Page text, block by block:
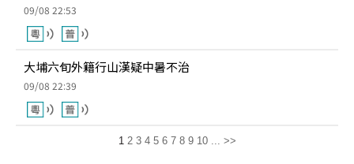
09/08 22:53
大埔六旬外籍行山漢疑中暑不治
09/08 22:39
1 2 3 4 5 6 7 8 9 10 ... >>